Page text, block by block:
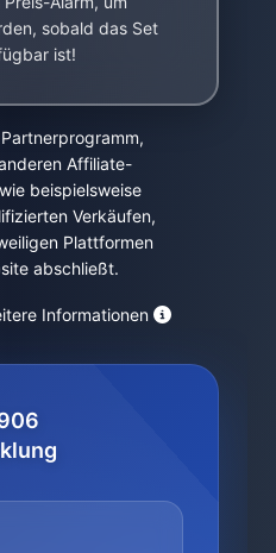
sobald das Set
ist!
Affiliate-
beispielsweise
Verkäufen,
Plattformen
abschließt.
Informationen